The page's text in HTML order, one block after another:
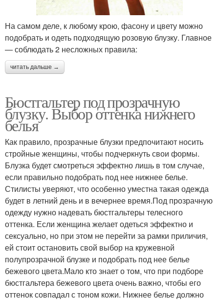
На самом деле, к любому крою, фасону и цвету можно
подобрать и одеть подходящую розовую блузку. Главное
— соблюдать 2 несложных правила:
читать дальше →
Бюстгальтер под прозрачную
блузку. Выбор оттенка нижнего
белья
Как правило, прозрачные блузки предпочитают носить
стройные женщины, чтобы подчеркнуть свои формы.
Блузка будет смотреться эффектно лишь в том случае,
если правильно подобрать под нее нижнее белье.
Стилисты уверяют, что особенно уместна такая одежда
будет в летний день и в вечернее время.Под прозрачную
одежду нужно надевать бюстгальтеры телесного
оттенка. Если женщина желает одеться эффектно и
сексуально, но при этом не перейти за рамки приличия,
ей стоит остановить свой выбор на кружевной
полупрозрачной блузке и подобрать под нее белье
бежевого цвета.Мало кто знает о том, что при подборе
бюстгальтера бежевого цвета очень важно, чтобы его
оттенок совпадал с тоном кожи. Нижнее белье должно